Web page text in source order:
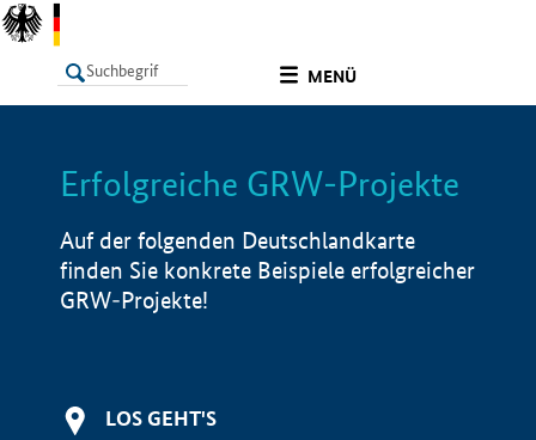
MENÜ
LISTE Info
Erfolgreiche GRW-Projekte
Auf der folgenden Deutschlandkarte
finden Sie konkrete Beispiele erfolgreicher
GRW-Projekte!
LOS GEHT'S